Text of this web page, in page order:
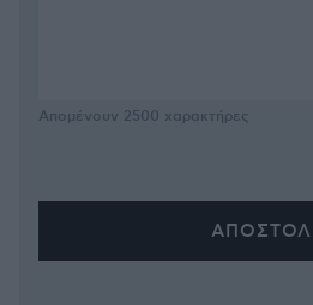
Απομένουν 2500 χαρακτήρες